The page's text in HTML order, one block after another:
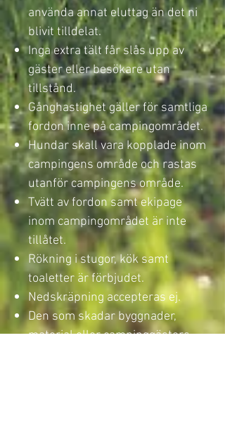
använda annat eluttag än det ni
blivit tilldelat.
Inga extra tält får slås upp av
gäster eller besökare utan
tillstånd.
Gånghastighet gäller för samtliga
fordon inne på campingområdet.
Hundar skall vara kopplade inom
campingens område och rastas
utanför campingens område.
Tvätt av fordon samt ekipage
inom campingområdet är inte
tillåtet.
Rökning i stugor, kök samt
toaletter är förbjudet.
Nedskräpning accepteras ej.
Den som skadar byggnader,
material eller campinggästers